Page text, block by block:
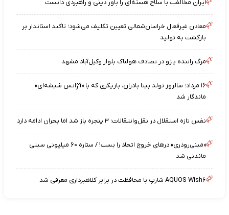
ایران مخالفت با سلاح هسته‌ای را باور دینی و راهبردی دانست
معادن غیرفعال خراسان‌شمالی تعیین تکلیف می‌شود؛ تاکید استاندار بر
بازگشت به تولید
مرگ راننده پژو در تصادف هولناک بلوار وکیل‌آباد مشهد
۱۶ مرداد؛ سالروز تولد بیتا بادران، بازیگری که با «آژانس شیشه‌ای»
ماندگار شد
نفس تازه استقلال در نقل‌وانتقالات؛ ۳ پنجره باز شد اما بحران ادامه دارد
«مینی‌رودری» درهای خروج اتحاد را بست! / ستاره ۶۰ میلیونی سیتی
ماندنی شد
AQUOS Wish۶ شارپ با محافظت در برابر کلاهبرداری معرفی شد